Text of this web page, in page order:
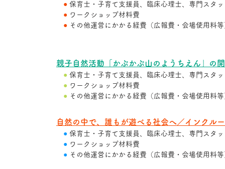
● 保育士・子育て支援員、臨床心理士、専門 スタ
● ワークショップ材料費
● その他運営にかかる経費（広報費・会場使用料
親子自然活動「かぷかぷ山のようちえん」の
● 保育士・子育て支援員、臨床心理士、専門スタ
● ワークショップ材料費
● その他運営にかかる経費（広報費・会場使用料
自然の中で、誰もが遊べる社会へ／インクル
● 保育士・子育て支援員、臨床心理士、専門スタ
● ワークショップ材料費
● その他運営にかかる経費（広報費・会場使用料